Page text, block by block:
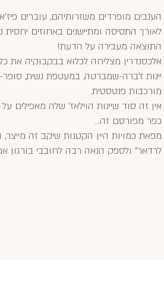
הענבים מופרדים משזרותיהם, עוברים
לאורך התסיסה ומתיישנים באחוזים
התוצאה מעבירה על הדעת!
אלכסנדרין מצליחה לכלוא בבקבוקיה את
יינות ז'ברה-שמברטה, במעטפת נשית,
מורכבות פנטסטית.
אין זה סוד שיינות הוילאז' שלה מאפילים
כפר מפורסם זה...
מפאת כמויות היין הקטנות שיקב זה
לרדאר" ולספק הנאה רבה לחובבי בורגון